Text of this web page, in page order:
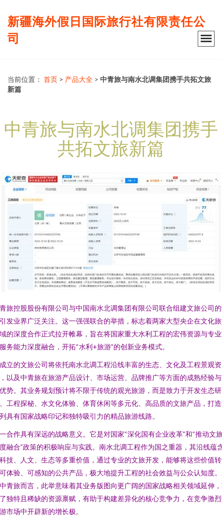
新疆海外假日国际旅行社有限责任公
司
当前位置： 首页 > 产品大全 > 中青旅与南水北调集团携手共拓文旅
新篇
中青旅与南水北调集团携手
共拓文旅新篇
旅控股股份有限公司与中国南水北调集团有限公司联合组建文旅公司
发业界广泛关注。这一强强联合的举措，标志着两家大型央企在文化
的深度合作正式拉开帷幕，旨在将国家重大水利工程的宏伟资源与专
务能力深度融合，开拓“水利+旅游”的创新业务模式。
立的文旅公司将依托南水北调工程沿线丰富的生态、文化及工程景观资
以及中青旅在旅游产品设计、市场运营、品牌推广等方面的成熟经验
势。其业务规划预计将不限于传统的观光旅游，而是致力于开发生态研
工程探秘、水文化体验、体育休闲等多元化、高品质的文旅产品，打
具有国家战略印记和独特吸引力的精品旅游线路。
合作具有深远的战略意义。它是对国家“深化国有企业改革”和“推动文
融合”政策的积极响应与实践。南水北调工程作为国之重器，其沿线蕴
技、人文、生态等多重价值，通过专业的文旅开发，能够将这些价值
体验、可感知的公共产品，极大地提升工程的社会效益与公众认知度
青旅而言，此举意味着其业务版图向更广阔的国家战略相关领域延伸
独特且稀缺的资源禀赋，有助于构建差异化的核心竞争力，在竞争激
市场中开辟新的增长极。